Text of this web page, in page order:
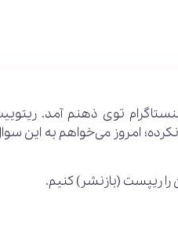
توی ذهنم آمد.
امروز می‌خواهم به این
را ریپست (بازنشر) کنیم.